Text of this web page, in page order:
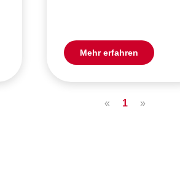
Mehr erfahren
« 1 »